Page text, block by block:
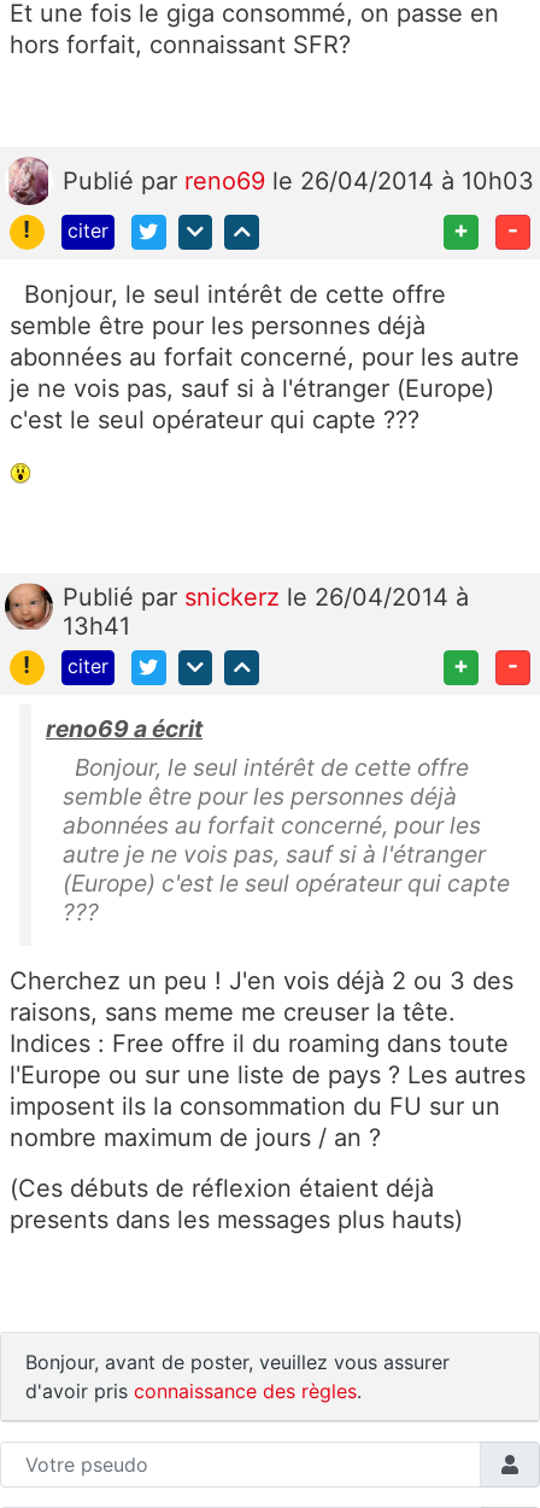
Et une fois le giga consommé, on passe en
hors forfait, connaissant SFR?
Publié par reno69 le 26/04/2014 à 10h03
!
citer + -
Bonjour, le seul intérêt de cette offre
semble être pour les personnes déjà
abonnées au forfait concerné, pour les autre
je ne vois pas, sauf si à l'étranger (Europe)
c'est le seul opérateur qui capte ???
Publié par snickerz le 26/04/2014 à
13h41
!
citer + -
reno69 a écrit
Bonjour, le seul intérêt de cette offre
semble être pour les personnes déjà
abonnées au forfait concerné, pour les
autre je ne vois pas, sauf si à l'étranger
(Europe) c'est le seul opérateur qui capte
???
Cherchez un peu ! J'en vois déjà 2 ou 3 des
raisons, sans meme me creuser la tête.
Indices : Free offre il du roaming dans toute
l'Europe ou sur une liste de pays ? Les autres
imposent ils la consommation du FU sur un
nombre maximum de jours / an ?
(Ces débuts de réflexion étaient déjà
presents dans les messages plus hauts)
Bonjour, avant de poster, veuillez vous assurer
d'avoir pris connaissance des règles.